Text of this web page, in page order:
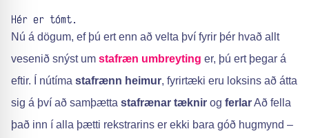
Hér er tómt.
Nú á dögum, ef þú ert enn að velta því fyrir þér hvað allt
vesenið snýst um stafræn umbreyting er, þú ert þegar á
eftir. Í nútíma stafrænn heimur, fyrirtæki eru loksins að átta
sig á því að samþætta stafrænar tæknir og ferlarAð fella
það inn í alla þætti rekstrarins er ekki bara góð hugmynd –